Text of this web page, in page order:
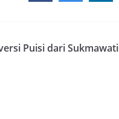
Puisi dari Sukmawati